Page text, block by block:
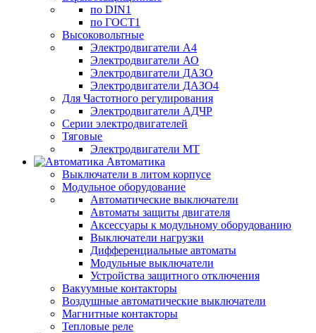
по DIN1
по ГОСТ1
Высоковольтные
Электродвигатели А4
Электродвигатели АО
Электродвигатели ДАЗО
Электродвигатели ДАЗО4
Для Частотного регулирования
Электродвигатели АДЧР
Серии электродвигателей
Тяговые
Электродвигатели МТ
Автоматика
Выключатели в литом корпусе
Модульное оборудование
Автоматические выключатели
Автоматы защиты двигателя
Аксессуары к модульному оборудованию
Выключатели нагрузки
Дифференциальные автоматы
Модульные выключатели
Устройства защитного отключения
Вакуумные контакторы
Воздушные автоматические выключатели
Магнитные контакторы
Тепловые реле